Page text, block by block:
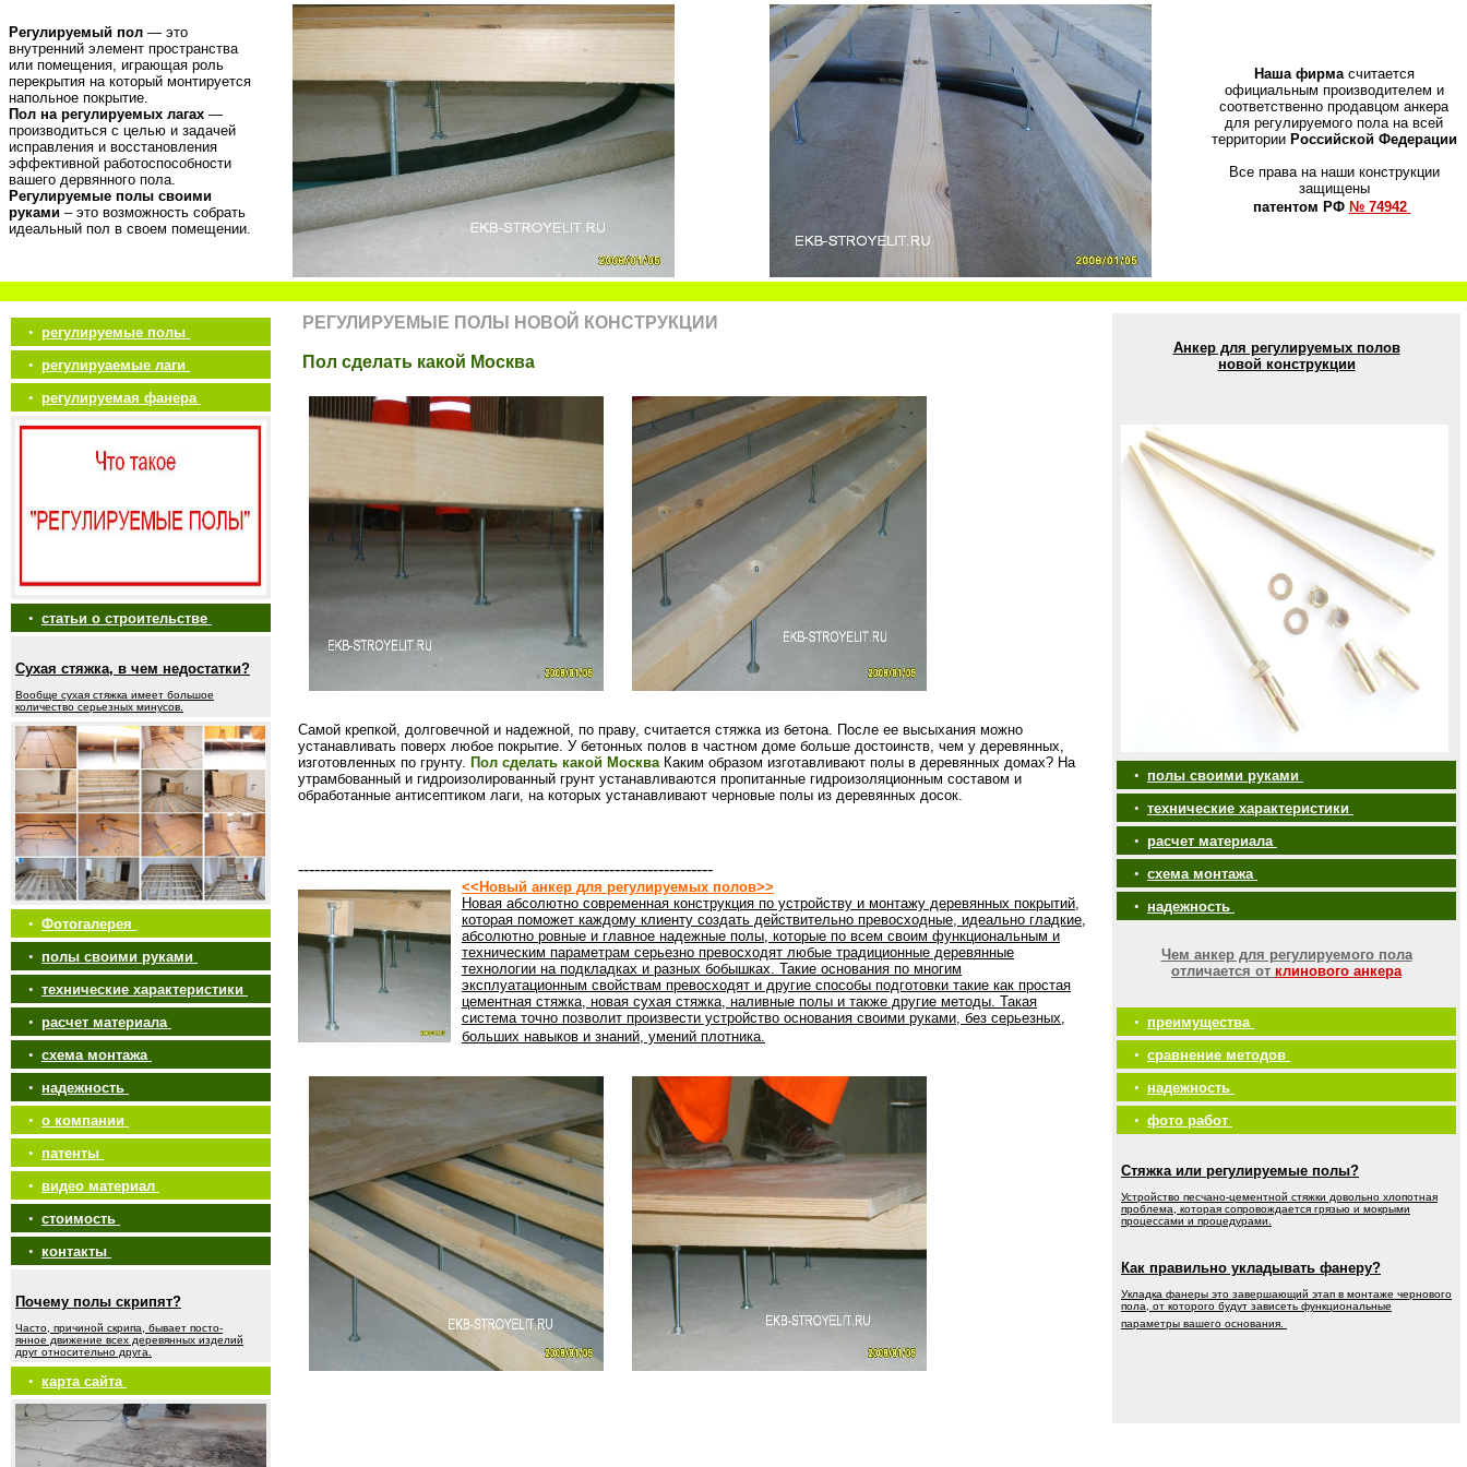
Регулируемый пол — это
внутренний элемент пространства
или помещения, играющая роль
перекрытия на который монтируется
напольное покрытие.
Пол на регулируемых лагах —
производиться с целью и задачей
исправления и восстановления
эффективной работоспособности
вашего дервянного пола.
Регулируемые полы своими
руками – это возможность собрать
идеальный пол в своем помещении.
Наша фирмасчитается
официальным производителем и
соответственно продавцом анкера
для регулируемого пола на всей
территории Российской Федерации
Все права на наши конструкции
защищены
патентом РФ № 74942
• регулируемые полы
• регулируаемые лаги
• регулируемая фанера
• статьи о строительстве
Сухая стяжка, в чем недостатки?
Вообще сухая стяжка имеет большое
количество серьезных минусов.
• Фотогалерея
• полы своими руками
• технические характеристики
• расчет материала
• схема монтажа
• надежность
• о компании
• патенты
• видео материал
• стоимость
• контакты
Почему полы скрипят?
Часто, причиной скрипа, бывает посто-
янное движение всех деревянных изделий
друг относительно друга.
• карта сайта
РЕГУЛИРУЕМЫЕ ПОЛЫ НОВОЙ КОНСТРУКЦИИ
Пол сделать какой Москва
Самой крепкой, долговечной и надежной, по праву, считается стяжка из бетона. После ее высыхания можно
устанавливать поверх любое покрытие. У бетонных полов в частном доме больше достоинств, чем у деревянных,
изготовленных по грунту. Пол сделать какой МоскваКаким образом изготавливают полы в деревянных домах? На
утрамбованный и гидроизолированный грунт устанавливаются пропитанные гидроизоляционным составом и
обработанные антисептиком лаги, на которых устанавливают черновые полы из деревянных досок.
----------------------------------------------------------------------------
<<Новый анкер для регулируемых полов>>
Новая абсолютно современная конструкция по устройству и монтажу деревянных покрытий,
которая поможет каждому клиенту создать действительно превосходные, идеально гладкие,
абсолютно ровные и главное надежные полы, которые по всем своим функциональным и
техническим параметрам серьезно превосходят любые традиционные деревянные
технологии на подкладках и разных бобышках. Такие основания по многим
эксплуатационным свойствам превосходят и другие способы подготовки такие как простая
цементная стяжка, новая сухая стяжка, наливные полы и также другие методы. Такая
система точно позволит произвести устройство основания своими руками, без серьезных,
больших навыков и знаний, умений плотника.
Анкер для регулируемых полов
новой конструкции
• полы своими руками
• технические характеристики
• расчет материала
• схема монтажа
• надежность
Чем анкер для регулируемого пола
отличается от клинового анкера
• преимущества
• сравнение методов
• надежность
• фото работ
Стяжка или регулируемые полы?
Устройство песчано-цементной стяжки довольно хлопотная
проблема, которая сопровождается грязью и мокрыми
процессами и процедурами.
Как правильно укладывать фанеру?
Укладка фанеры это завершающий этап в монтаже чернового
пола, от которого будут зависеть функциональные
параметры вашего основания.